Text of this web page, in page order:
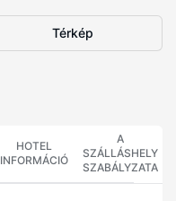
Térkép
HOTEL
INFORMÁCIÓ
A
SZÁLLÁSHELY
SZABÁLYZATA